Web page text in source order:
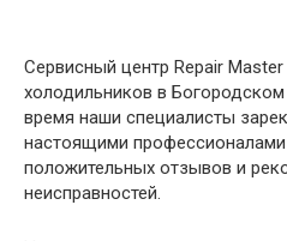
Сервисный центр Repair
холодильников в
время наши специалисты
настоящими
положительных отзывов и
неисправностей.